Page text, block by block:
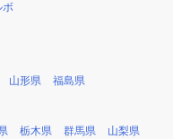
ボ
山形県 福島県
栃木県 群馬県 山梨県